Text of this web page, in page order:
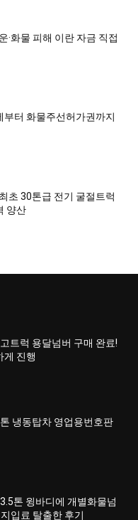
·화물 피해 이란 자금 직접
부터 화물주선허가권까지
초 30톤급 전기 굴절트럭
양산
트럭 용달넘버 구매 완료!
게 진행
냉동탑차 영업용번호판
톤 윙바디에 개별화물넘
입료 탈출한 후기